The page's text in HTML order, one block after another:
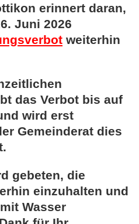
erinnert daran,
Juni 2026
weiterhin
das Verbot bis auf
wird erst
Gemeinderat dies
gebeten, die
einzuhalten und
Wasser